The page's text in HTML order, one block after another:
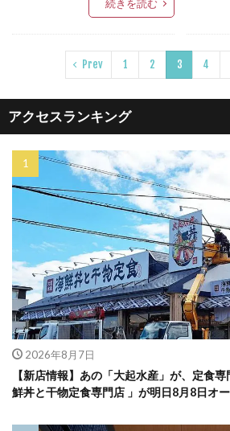
続きを読む
Prev 1 2 3 4
アクセスランキング
2026年8月7日
【新店情報】あの「大起水産」が、定食
鮮丼と干物定食専門店 」が明日8月8日オ